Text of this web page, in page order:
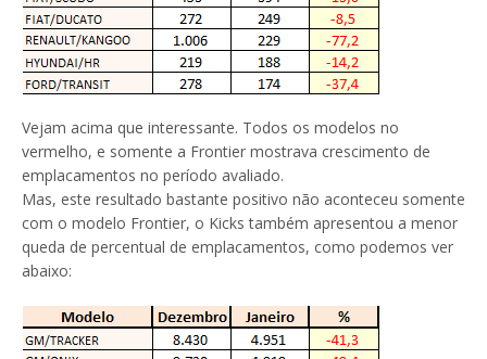
Vejam acima que interessante. Todos os modelos no
vermelho, e somente a Frontier mostrava crescimento de
emplacamentos no período avaliado.
Mas, este resultado bastante positivo não aconteceu somente
com o modelo Frontier, o Kicks também apresentou a menor
queda de percentual de emplacamentos, como podemos ver
abaixo: